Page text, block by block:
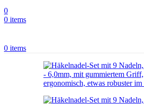
0
0 items
0 items